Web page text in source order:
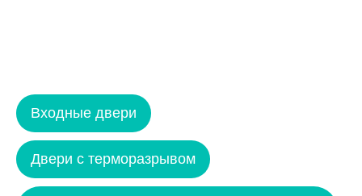
Входные двери
Двери с терморазрывом